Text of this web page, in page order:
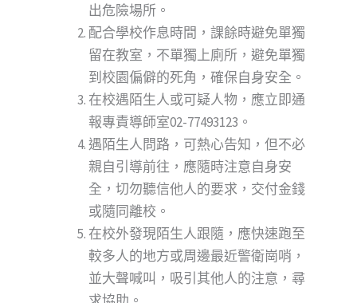
出危險場所。
配合學校作息時間，課餘時避免單獨
留在教室，不單獨上廁所，避免單獨
到校園偏僻的死角，確保自身安全。
在校遇陌生人或可疑人物，應立即通
報專責導師室02-77493123。
遇陌生人問路，可熱心告知，但不必
親自引導前往，應隨時注意自身安
全，切勿聽信他人的要求，交付金錢
或隨同離校。
在校外發現陌生人跟隨，應快速跑至
較多人的地方或周邊最近警衛崗哨，
並大聲喊叫，吸引其他人的注意，尋